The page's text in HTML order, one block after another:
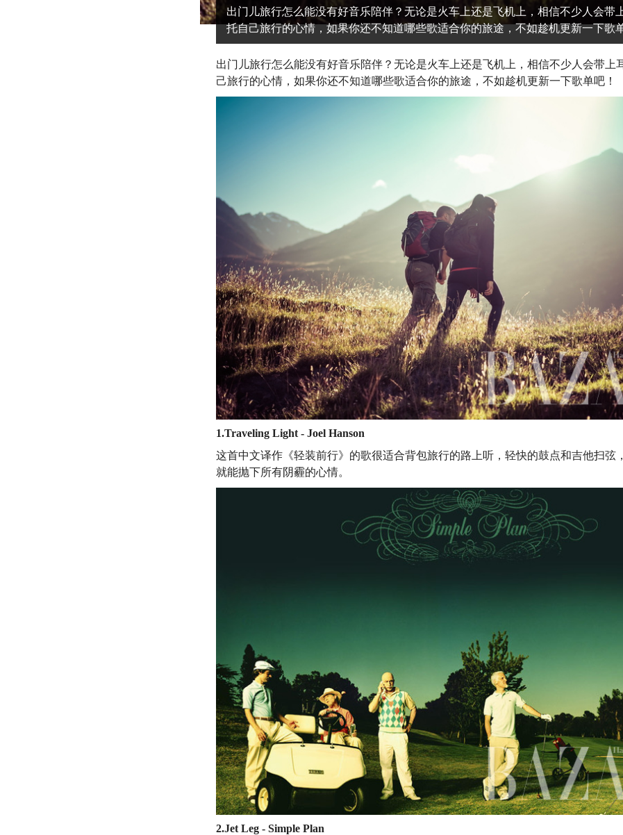
出门儿旅行怎么能没有好音乐陪伴？无论是火车上还是飞机上，相信不少人会带
托自己旅行的心情，如果你还不知道哪些歌适合你的旅途，不如趁机更新一下歌
出门儿旅行怎么能没有好音乐陪伴？无论是火车上还是飞机上，相信不少人会带上
己旅行的心情，如果你还不知道哪些歌适合你的旅途，不如趁机更新一下歌单吧！
1.Traveling Light - Joel Hanson
这首中文译作《轻装前行》的歌很适合背包旅行的路上听，轻快的鼓点和吉他扫弦
就能抛下所有阴霾的心情。
2.Jet Leg - Simple Plan